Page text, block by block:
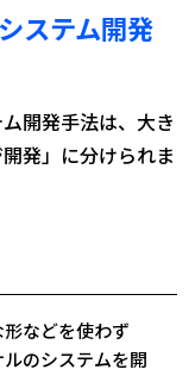
ステム開発
開発手法は、大き
発」に分けられま
などを使わず
のシステムを開